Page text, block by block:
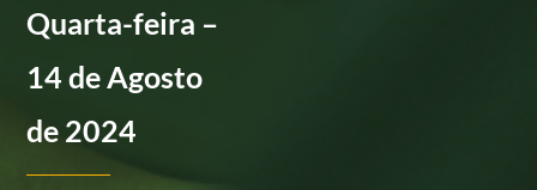
Quarta-feira –
14 de Agosto
de 2024